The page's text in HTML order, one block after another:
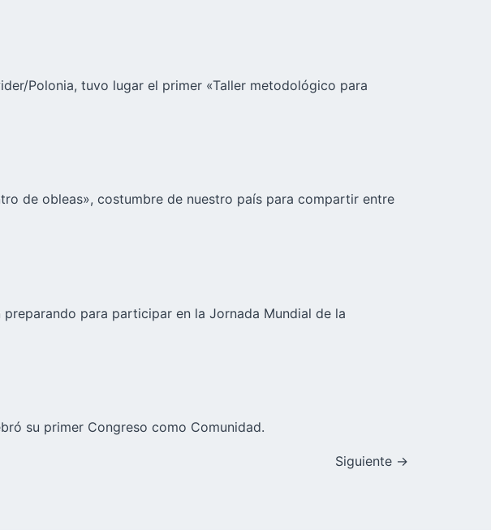
Polonia, tuvo lugar el primer «Taller metodológico para
de obleas», costumbre de nuestro país para compartir entre
para participar en la Jornada Mundial de la
su primer Congreso como Comunidad.
Siguiente →